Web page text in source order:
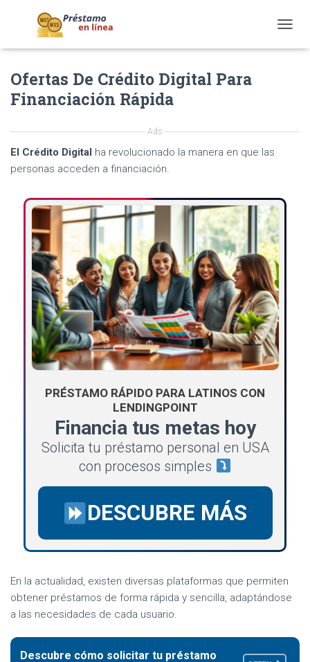
O
I
Ofertas De Crédito Digital Para
Financiación Rápida
Ads
El Crédito Digital ha revolucionado la manera en que las
personas acceden a financiación.
PRÉSTAMO RÁPIDO PARA LATINOS CON
LENDINGPOINT
Financia tus metas hoy
Solicita tu préstamo personal en USA
con procesos simples
DESCUBRE MÁS
En la actualidad, existen diversas plataformas que permiten
obtener préstamos de forma rápida y sencilla, adaptándose
a las necesidades de cada usuario.
Descubre cómo solicitar tu préstamo